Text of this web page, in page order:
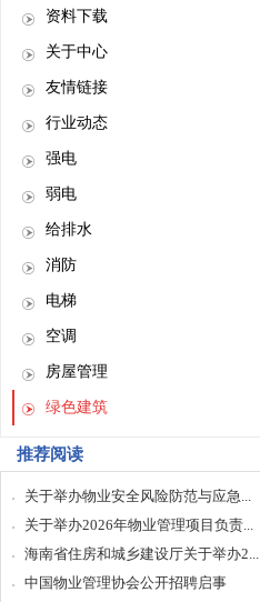
资料下载
关于中心
友情链接
行业动态
强电
弱电
给排水
消防
电梯
空调
房屋管理
绿色建筑
推荐阅读
关于举办物业安全风险防范与应急...
关于举办2026年物业管理项目负责...
海南省住房和城乡建设厅关于举办2...
中国物业管理协会公开招聘启事